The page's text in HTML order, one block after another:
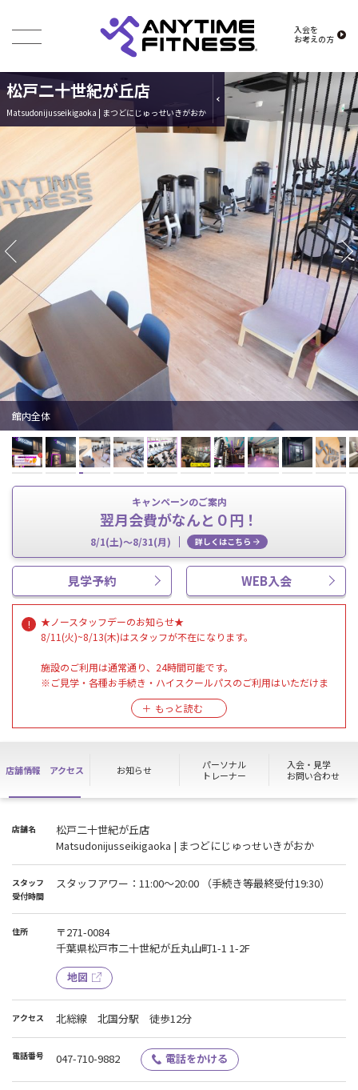
入会を
お考えの方
松戸二十世紀が丘店
Matsudonijusseikigaoka | まつどにじゅっせいきがおか
館内全体
キャンペーンのご案内
翌月会費がなんと０円！
8/1(土)～8/31(月) 詳しくはこちら
見学予約 WEB入会
★ノースタッフデーのお知らせ★
8/11(火)~8/13(木)はスタッフが不在になります。
施設のご利用は通常通り、24時間可能です。
※ご見学・各種お手続き・ハイスクールパスのご利用はいただけま
上記期間内で各種ご予約、利用開始日の選択をなさらないように
お願いいたします。
※セキュリティチェック、清掃・備品補充等は行います。
ご見学・各種お手続きは8/14(金)11：00より受付いたします。
ホームページからのお問い合わせ、ご予約についても順次返信いた
店舗情報 アクセス お知らせ
パーソナル
トレーナー
入会・見学
お問い合わせ
店舗名
松戸二十世紀が丘店
Matsudonijusseikigaoka | まつどにじゅっせいきがおか
スタッフ
受付時間
スタッフアワー：11:00～20:00 （手続き等最終受付19:30）
住所
〒271-0084
千葉県松戸市二十世紀が丘丸山町1-1 1-2F
地図
アクセス 北総線 北国分駅 徒歩12分
電話番号 047-710-9882 電話をかける